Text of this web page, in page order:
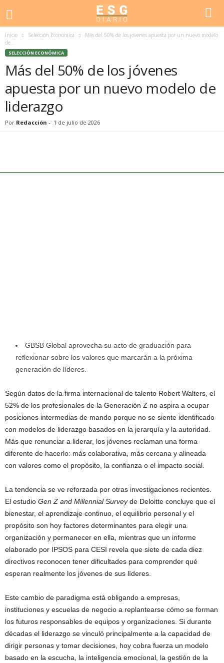
Inicio Selección Económica
Más del 50% de los jóvenes apuesta por un nuevo modelo
de...
SELECCIÓN ECONÓMICA
Más del 50% de los jóvenes
apuesta por un nuevo modelo de
liderazgo
Por Redacción - 1 de julio de 2026
GBSB Global aprovecha su acto de graduación para
reflexionar sobre los valores que marcarán a la próxima
generación de líderes.
Según datos de la firma internacional de talento Robert Walters, el
52% de los profesionales de la Generación Z no aspira a ocupar
posiciones intermedias de mando porque no se siente identificado
con modelos de liderazgo basados en la jerarquía y la autoridad.
Más que renunciar a liderar, los jóvenes reclaman una forma
diferente de hacerlo: más colaborativa, más cercana y alineada
con valores como el propósito, la confianza o el impacto social.
La tendencia se ve reforzada por otras investigaciones recientes.
El estudio Gen Z and Millennial Surveyde Deloitte concluye que el
bienestar, el aprendizaje continuo, el equilibrio personal y el
propósito son hoy factores determinantes para elegir una
organización y permanecer en ella, mientras que un informe
elaborado por IPSOS para CESI revela que siete de cada diez
directivos reconocen tener dificultades para comprender qué
esperan realmente los jóvenes de sus líderes.
Este cambio de paradigma está obligando a empresas,
instituciones y escuelas de negocio a replantearse cómo se forman
los futuros responsables de equipos y organizaciones. Si durante
décadas el liderazgo se vinculó principalmente a la capacidad de
dirigir personas y tomar decisiones, hoy cobra fuerza un modelo
basado en la escucha, la inteligencia emocional, la gestión de la